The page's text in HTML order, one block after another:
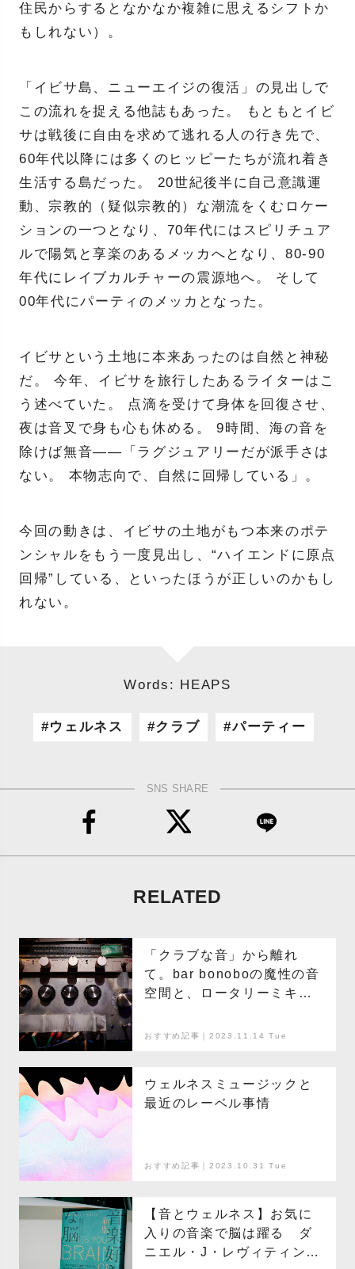
住民からするとなかなか複雑に思えるシフトか
もしれない）。
「イビサ島、ニューエイジの復活」の見出しで
この流れを捉える他誌もあった。 もともとイビ
サは戦後に自由を求めて逃れる人の行き先で、
60年代以降には多くのヒッピーたちが流れ着き
生活する島だった。 20世紀後半に自己意識運
動、宗教的（疑似宗教的）な潮流をくむロケー
ションの一つとなり、70年代にはスピリチュア
ルで陽気と享楽のあるメッカへとなり、80-90
年代にレイブカルチャーの震源地へ。 そして
00年代にパーティのメッカとなった。
イビサという土地に本来あったのは自然と神秘
だ。 今年、イビサを旅行したあるライターはこ
う述べていた。 点滴を受けて身体を回復させ、
夜は音叉で身も心も休める。 9時間、海の音を
除けば無音——「ラグジュアリーだが派手さは
ない。 本物志向で、自然に回帰している」。
今回の動きは、イビサの土地がもつ本来のポテ
ンシャルをもう一度見出し、“ハイエンドに原点
回帰”している、といったほうが正しいのかもし
れない。
Words: HEAPS
ウェルネス クラブ パーティー
SNS SHARE
RELATED
「クラブな音」から離れ
て。bar bonoboの魔性の音
空間と、ロータリーミキ
おすすめ記事｜2023.11.14 Tue
ウェルネスミュージックと
最近のレーベル事情
おすすめ記事｜2023.10.31 Tue
【音とウェルネス】お気に
入りの音楽で脳は躍る ダ
ニエル・J・レヴィティン